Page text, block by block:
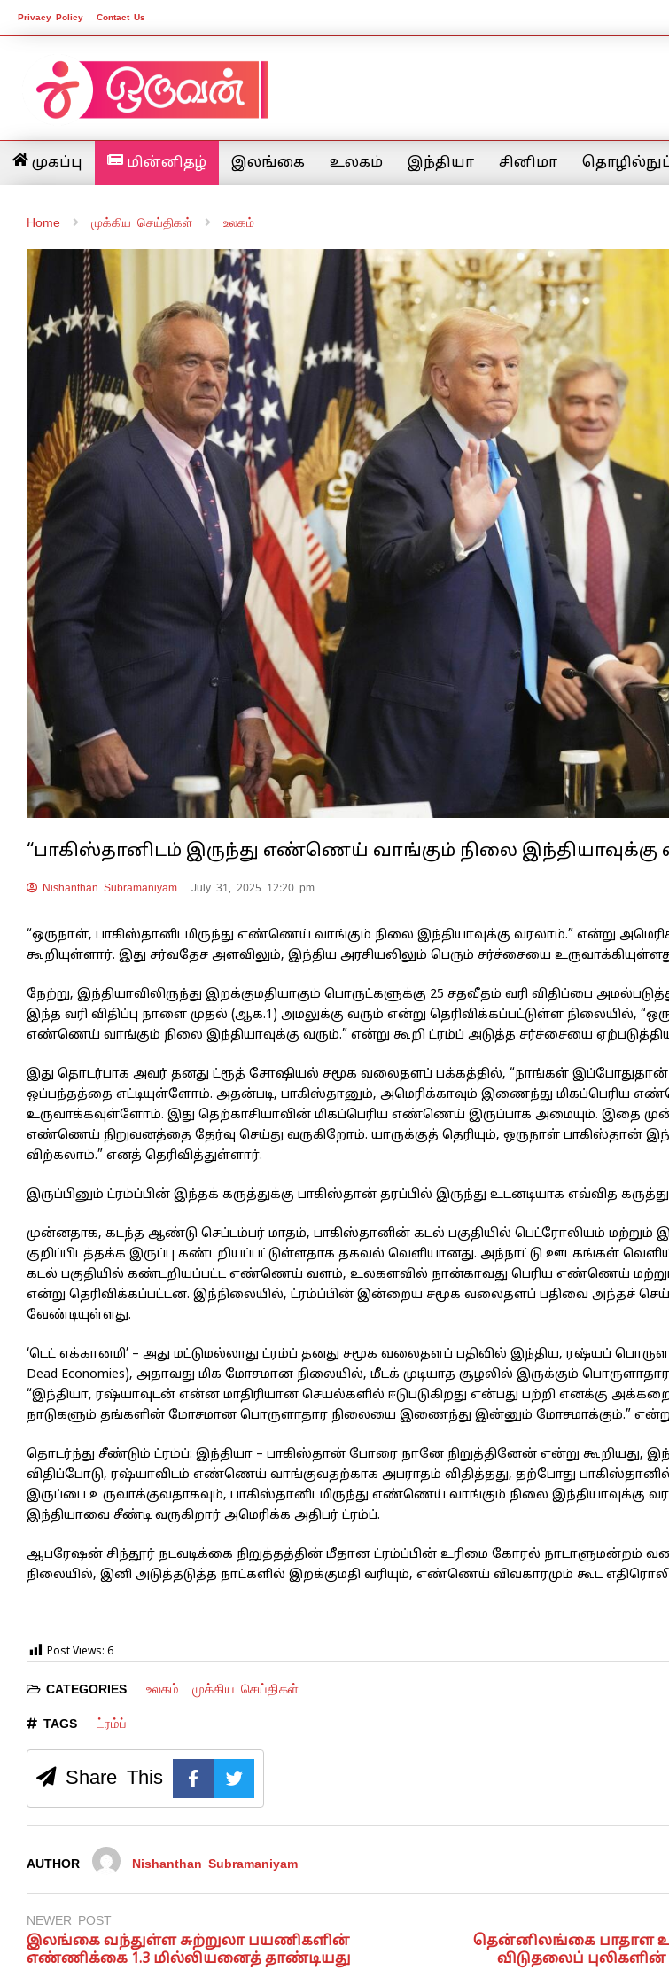
Privacy Policy Contact Us
முகப்பு மின்னிதழ் இலங்கை உலகம் இந்தியா சினிமா
Home முக்கிய செய்திகள் உலகம்
“பாகிஸ்தானிடம் இருந்து எண்ணெய் வாங்கும் நிலை இந்தியாவுக்கு
Nishanthan Subramaniyam July 31, 2025 12:20 pm
“ஒருநாள், பாகிஸ்தானிடமிருந்து எண்ணெய் வாங்கும் நிலை இந்தியாவுக்கு வரலாம்.” என்று
கூறியுள்ளார். இது சர்வதேச அளவிலும், இந்திய அரசியலிலும் பெரும் சர்ச்சையை
நேற்று, இந்தியாவிலிருந்து இறக்குமதியாகும் பொருட்களுக்கு 25 சதவீதம் வரி விதிப்பை
இந்த வரி விதிப்பு நாளை முதல் (ஆக.1) அமலுக்கு வரும் என்று தெரிவிக்கப்பட்டுள்ள நிலையில்,
எண்ணெய் வாங்கும் நிலை இந்தியாவுக்கு வரும்.” என்று கூறி ட்ரம்ப் அடுத்த சர்ச்சையை
இது தொடர்பாக அவர் தனது ட்ரூத் சோஷியல் சமூக வலைதளப் பக்கத்தில், “நாங்கள் இப்போதுதான்
ஒப்பந்தத்தை எட்டியுள்ளோம். அதன்படி, பாகிஸ்தானும், அமெரிக்காவும் இணைந்து மிகப்பெரிய
உருவாக்கவுள்ளோம். இது தெற்காசியாவின் மிகப்பெரிய எண்ணெய் இருப்பாக அமையும். இதை
எண்ணெய் நிறுவனத்தை தேர்வு செய்து வருகிறோம். யாருக்குத் தெரியும், ஒருநாள் பாகிஸ்தான்
விற்கலாம்.” எனத் தெரிவித்துள்ளார்.
இருப்பினும் ட்ரம்ப்பின் இந்தக் கருத்துக்கு பாகிஸ்தான் தரப்பில் இருந்து உடனடியாக எவ்வித
முன்னதாக, கடந்த ஆண்டு செப்டம்பர் மாதம், பாகிஸ்தானின் கடல் பகுதியில் பெட்ரோலியம் மற்றும்
குறிப்பிடத்தக்க இருப்பு கண்டறியப்பட்டுள்ளதாக தகவல் வெளியானது. அந்நாட்டு ஊடகங்கள்
கடல் பகுதியில் கண்டறியப்பட்ட எண்ணெய் வளம், உலகளவில் நான்காவது பெரிய எண்ணெய் மற்றும்
என்று தெரிவிக்கப்பட்டன. இந்நிலையில், ட்ரம்ப்பின் இன்றைய சமூக வலைதளப் பதிவை அந்தச்
வேண்டியுள்ளது.
‘டெட் எக்கானமி’ – அது மட்டுமல்லாது ட்ரம்ப் தனது சமூக வலைதளப் பதிவில் இந்திய, ரஷ்யப்
Dead Economies), அதாவது மிக மோசமான நிலையில், மீடக் முடியாத சூழலில் இருக்கும்
“இந்தியா, ரஷ்யாவுடன் என்ன மாதிரியான செயல்களில் ஈடுபடுகிறது என்பது பற்றி எனக்கு
நாடுகளும் தங்களின் மோசமான பொருளாதார நிலையை இணைந்து இன்னும் மோசமாக்கும்.” என்று
தொடர்ந்து சீண்டும் ட்ரம்ப்: இந்தியா – பாகிஸ்தான் போரை நானே நிறுத்தினேன் என்று கூறியது,
விதிப்போடு, ரஷ்யாவிடம் எண்ணெய் வாங்குவதற்காக அபராதம் விதித்தது, தற்போது
இருப்பை உருவாக்குவதாகவும், பாகிஸ்தானிடமிருந்து எண்ணெய் வாங்கும் நிலை இந்தியாவுக்கு
இந்தியாவை சீண்டி வருகிறார் அமெரிக்க அதிபர் ட்ரம்ப்.
ஆபரேஷன் சிந்தூர் நடவடிக்கை நிறுத்தத்தின் மீதான ட்ரம்ப்பின் உரிமை கோரல் நாடாளுமன்றம்
நிலையில், இனி அடுத்தடுத்த நாட்களில் இறக்குமதி வரியும், எண்ணெய் விவகாரமும் கூட
Post Views: 6
CATEGORIES உலகம் முக்கிய செய்திகள்
TAGS ட்ரம்ப்
Share This
AUTHOR Nishanthan Subramaniyam
NEWER POST
இலங்கை வந்துள்ள சுற்றுலா பயணிகளின்
எண்ணிக்கை 1.3 மில்லியனைத் தாண்டியது
தென்னிலங்கை பாதாள
விடுதலைப்